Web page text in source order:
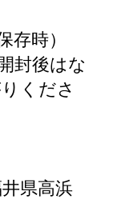
存時）
封後はな
くださ
県高浜